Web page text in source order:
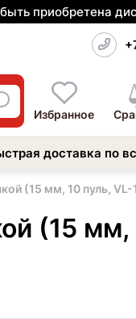
приобретена
Избранное
доставка по
(15 мм, 10 пуль, VL-
(15 мм,